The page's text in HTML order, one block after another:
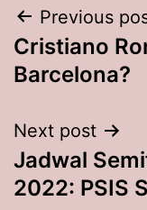
Post
Previous
Cristiano
Barcelona?
Next post
Jadwal
2022: PSIS